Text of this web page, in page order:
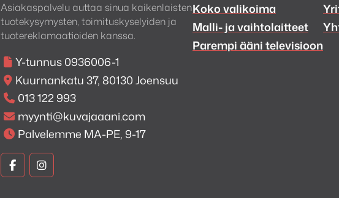
Asiakaspalvelu auttaa sinua kaikenlaisten
tuotekysymysten, toimituskyselyiden ja
tuotereklamaatioiden kanssa.
Y-tunnus 0936006-1
Kuurnankatu 37, 80130 Joensuu
013 122 993
myynti@kuvajaaani.com
Palvelemme MA-PE, 9-17
KuvaKuva
Koko valikoima
Malli- ja vaihtolaitteet
Parempi ääni televisioon